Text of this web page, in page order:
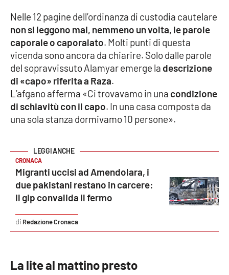
STREAMING
LaC TV
LaC Network
LaC OnAir
Catanzaro
Crotone
Cosenza
Nelle 12 pagine dell’ordinanza di custodia cautelare
non si leggono mai, nemmeno un volta, le parole
caporale o caporalato. Molti punti di questa
vicenda sono ancora da chiarire. Solo dalle parole
del sopravvissuto Alamyar emerge la descrizione
di «capo» riferita a Raza.
L’afgano afferma «Ci trovavamo in una condizione
di schiavitù con il capo. In una casa composta da
una sola stanza dormivamo 10 persone».
CRONACA
Migranti uccisi ad Amendolara, i
due pakistani restano in carcere:
il gip convalida il fermo
Redazione Cronaca
La lite al mattino presto